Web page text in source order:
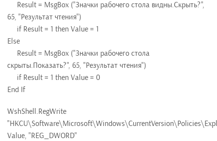
Result = MsgBox ("Значки рабочего стола видны.Скрыть?",
65, "Результат чтения")
if Result = 1 then Value = 1
Else
Result = MsgBox ("Значки рабочего стола
скрыты.Показать?", 65, "Результат чтения")
if Result = 1 then Value = 0
End If
WshShell.RegWrite
Value, "REG_DWORD"